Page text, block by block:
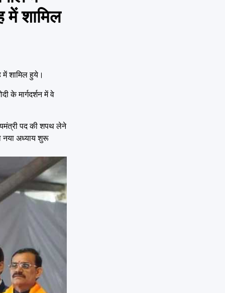
में शामिल
में शामिल हुये।
के मार्गदर्शन में वे
पद की शपथ लेने
नया अध्याय शुरू